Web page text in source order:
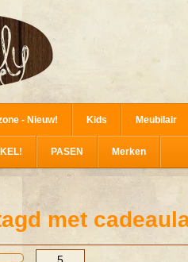
- Nieuw! Kids Meubilair
PASEN Merken
met